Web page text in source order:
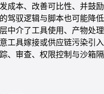
成本、改善可比性、并鼓励
驾驭逻辑与脚本也可能降低
中介了工具使用、产物处理
工具嫁接或供应链污染引入
、审查、权限控制与沙箱隔